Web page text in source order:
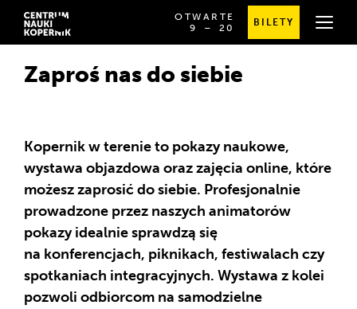
OTWARTE
OD
20:00
9 ⁠–⁠ 20
SPRAWDŹ
SZCZEGÓŁOWE
BILETY
Zaproś nas do siebie
Kopernik w terenie to pokazy naukowe,
wystawa objazdowa oraz zajęcia online, które
możesz zaprosić do siebie. Profesjonalnie
prowadzone przez naszych animatorów
pokazy idealnie sprawdzą się
na konferencjach, piknikach, festiwalach czy
spotkaniach integracyjnych. Wystawa z kolei
pozwoli odbiorcom na samodzielne